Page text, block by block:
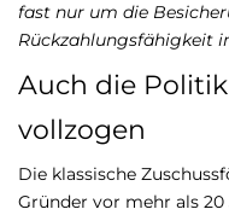
fast nur um die
Rückzahlungsfähigkeit
Auch die
vollzogen
Die klassische
Gründer vor mehr als